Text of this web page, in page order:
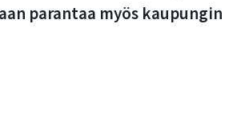
parantaa myös kaupungin